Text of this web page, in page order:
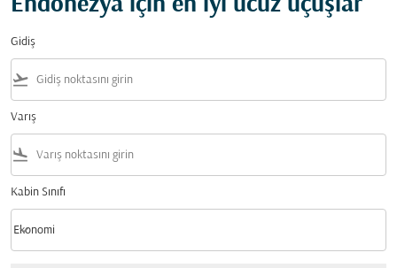
Endonezya için en iyi ucuz uçuşlar
Gidiş
flight_takeoff
Varış
flight_land
Kabin Sınıfı
Kabin Sınıfı option Ekonomi Selected
Ekonomi
keyboard_arrow_down